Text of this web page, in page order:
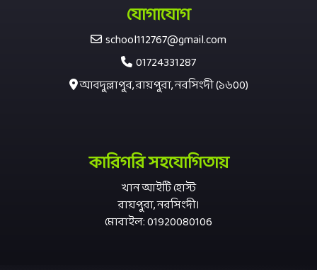
যোগাযোগ
school112767@gmail.com
01724331287
আবদুল্লাপুর, রায়পুরা, নরসিংদী (১৬00)
কারিগরি সহযোগিতায়
খান আইটি হোস্ট
রায়পুরা, নরসিংদী।
মোবাইল: 01920080106